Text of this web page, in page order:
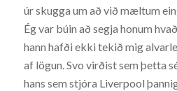
úr skugga um að við mæltum
Ég var búin að segja honum
hann hafði ekki tekið mig
af lögun. Svo virðist sem þetta
hans sem stjóra Liverpool